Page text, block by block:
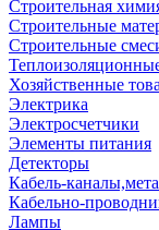
Строительная
Строительные
Строительные
Хозяйственные
Электрика
Электросчетчики
Элементы питания
Детекторы
Кабель-
Кабельно-
Лампы